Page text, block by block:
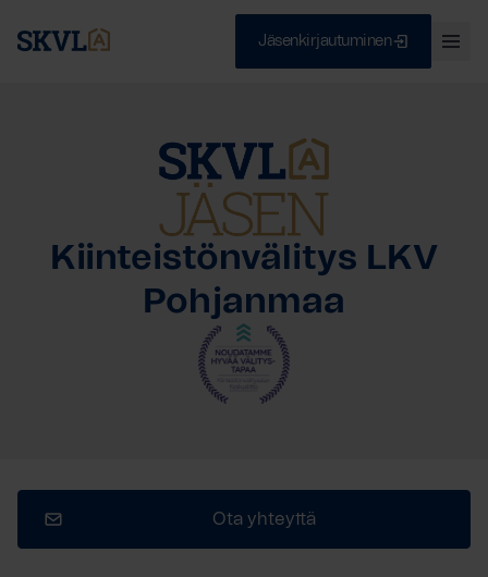
Jäsenkirjautuminen
Kiinteistönvälitys LKV
Pohjanmaa
Ota yhteyttä